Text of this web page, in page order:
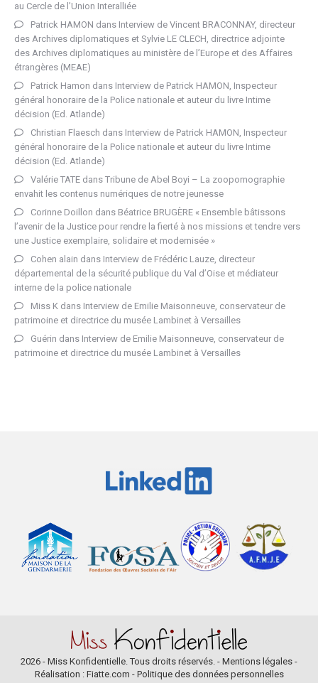
au Cercle de l’Union Interalliée
Patrick HAMON dans Interview de Vincent BRACONNAY, directeur
des Archives diplomatiques et Sylvie LE CLECH, directrice adjointe
des Archives diplomatiques au ministère de l’Europe et des Affaires
étrangères (MEAE)
Patrick Hamon dans Interview de Patrick HAMON, Inspecteur
général honoraire de la Police nationale et auteur du livre Intime
décision (Ed. Atlande)
Christian Flaesch dans Interview de Patrick HAMON, Inspecteur
général honoraire de la Police nationale et auteur du livre Intime
décision (Ed. Atlande)
Valérie TATE dans Tribune de Abel Boyi – La zoopornographie
envahit les contenus numériques de notre jeunesse
Corinne Doillon dans Béatrice BRUGÈRE « Ensemble bâtissons
l’avenir de la Justice pour rendre la fierté à nos missions et tendre vers
une Justice exemplaire, solidaire et modernisée »
Cohen alain dans Interview de Frédéric Lauze, directeur
départemental de la sécurité publique du Val d’Oise et médiateur
interne de la police nationale
Miss K dans Interview de Emilie Maisonneuve, conservateur de
patrimoine et directrice du musée Lambinet à Versailles
Guérin dans Interview de Emilie Maisonneuve, conservateur de
patrimoine et directrice du musée Lambinet à Versailles
2026 - Miss Konfidentielle. Tous droits réservés. - Mentions légales -
Réalisation : Fiatte.com - Politique des données personnelles